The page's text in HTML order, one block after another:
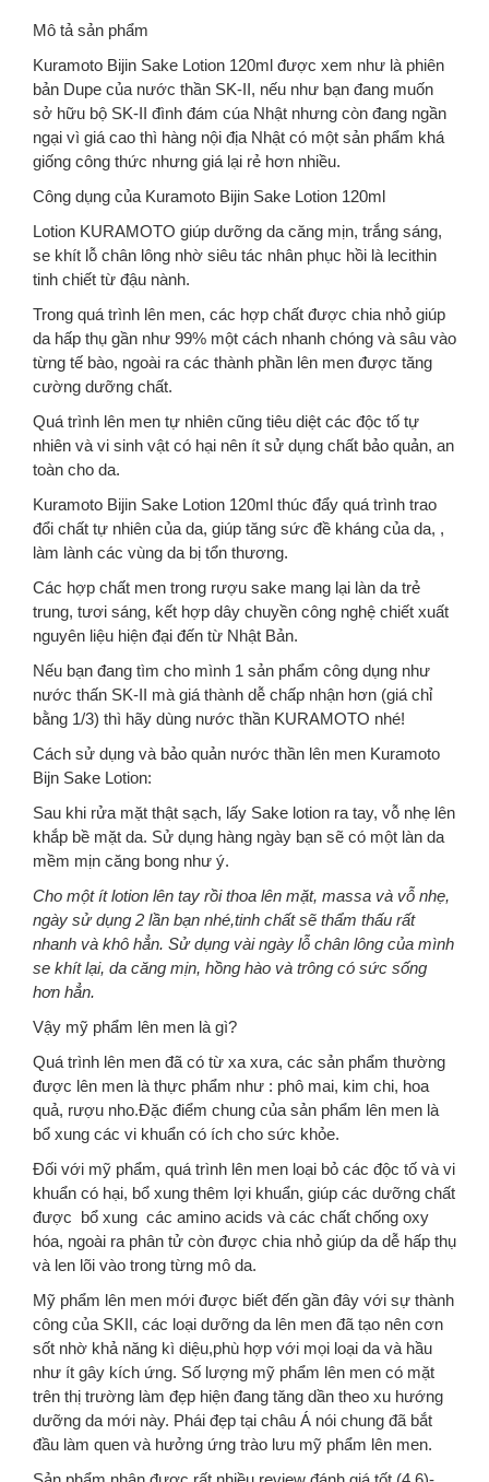
Mô tả sản phẩm
Kuramoto Bijin Sake Lotion 120ml được xem như là phiên
bản Dupe của nước thần SK-II, nếu như bạn đang muốn
sở hữu bộ SK-II đình đám cúa Nhật nhưng còn đang ngần
ngại vì giá cao thì hàng nội địa Nhật có một sản phẩm khá
giống công thức nhưng giá lại rẻ hơn nhiều.
Công dụng của Kuramoto Bijin Sake Lotion 120ml
Lotion KURAMOTO giúp dưỡng da căng mịn, trắng sáng,
se khít lỗ chân lông nhờ siêu tác nhân phục hồi là lecithin
tinh chiết từ đậu nành.
Trong quá trình lên men, các hợp chất được chia nhỏ giúp
da hấp thụ gần như 99% một cách nhanh chóng và sâu vào
từng tế bào, ngoài ra các thành phần lên men được tăng
cường dưỡng chất.
Quá trình lên men tự nhiên cũng tiêu diệt các độc tố tự
nhiên và vi sinh vật có hại nên ít sử dụng chất bảo quản, an
toàn cho da.
Kuramoto Bijin Sake Lotion 120ml thúc đẩy quá trình trao
đổi chất tự nhiên của da, giúp tăng sức đề kháng của da, ,
làm lành các vùng da bị tổn thương.
Các hợp chất men trong rượu sake mang lại làn da trẻ
trung, tươi sáng, kết hợp dây chuyền công nghệ chiết xuất
nguyên liệu hiện đại đến từ Nhật Bản.
Nếu bạn đang tìm cho mình 1 sản phẩm công dụng như
nước thấn SK-II mà giá thành dễ chấp nhận hơn (giá chỉ
bằng 1/3) thì hãy dùng nước thần KURAMOTO nhé!
Cách sử dụng và bảo quản nước thần lên men Kuramoto
Bijn Sake Lotion:
Sau khi rửa mặt thật sạch, lấy Sake lotion ra tay, vỗ nhẹ lên
khắp bề mặt da. Sử dụng hàng ngày bạn sẽ có một làn da
mềm mịn căng bong như ý.
Cho một ít lotion lên tay rồi thoa lên mặt, massa và vỗ nhẹ,
ngày sử dụng 2 lần bạn nhé,tinh chất sẽ thẩm thấu rất
nhanh và khô hẳn. Sử dụng vài ngày lỗ chân lông của mình
se khít lại, da căng mịn, hồng hào và trông có sức sống
hơn hẳn.
Vậy mỹ phẩm lên men là gì?
Quá trình lên men đã có từ xa xưa, các sản phẩm thường
được lên men là thực phẩm như : phô mai, kim chi, hoa
quả, rượu nho.Đặc điểm chung của sản phẩm lên men là
bổ xung các vi khuẩn có ích cho sức khỏe.
Đối với mỹ phẩm, quá trình lên men loại bỏ các độc tố và vi
khuẩn có hại, bổ xung thêm lợi khuẩn, giúp các dưỡng chất
được bổ xung các amino acids và các chất chống oxy
hóa, ngoài ra phân tử còn được chia nhỏ giúp da dễ hấp thụ
và len lõi vào trong từng mô da.
Mỹ phẩm lên men mới được biết đến gần đây với sự thành
công của SKII, các loại dưỡng da lên men đã tạo nên cơn
sốt nhờ khả năng kì diệu,phù hợp với mọi loại da và hầu
như ít gây kích ứng. Số lượng mỹ phẩm lên men có mặt
trên thị trường làm đẹp hiện đang tăng dần theo xu hướng
dưỡng da mới này. Phái đẹp tại châu Á nói chung đã bắt
đầu làm quen và hưởng ứng trào lưu mỹ phẩm lên men.